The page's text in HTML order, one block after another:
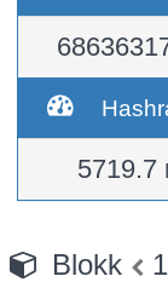
5719.7
Blokk